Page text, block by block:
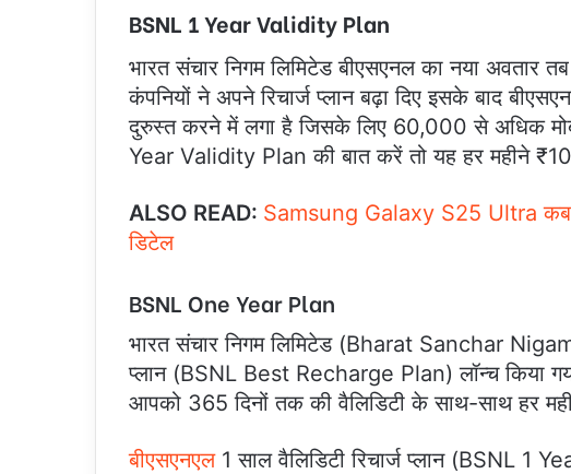
BSNL 1 Year Validity Plan
भारत संचार निगम लिमिटेड बीएसएनल का नया अवतार
कंपनियों ने अपने रिचार्ज प्लान बढ़ा दिए इसके बाद
दुरुस्त करने में लगा है जिसके लिए 60,000 से अधिक
Year Validity Plan की बात करें तो यह हर महीने
ALSO READ: Samsung Galaxy S25 Ultra कब
डिटेल
BSNL One Year Plan
भारत संचार निगम लिमिटेड (Bharat Sanchar Nigam
प्लान (BSNL Best Recharge Plan) लॉन्च किया
आपको 365 दिनों तक की वैलिडिटी के साथ-साथ हर
बीएसएनएल1 साल वैलिडिटी रिचार्ज प्लान (BSNL